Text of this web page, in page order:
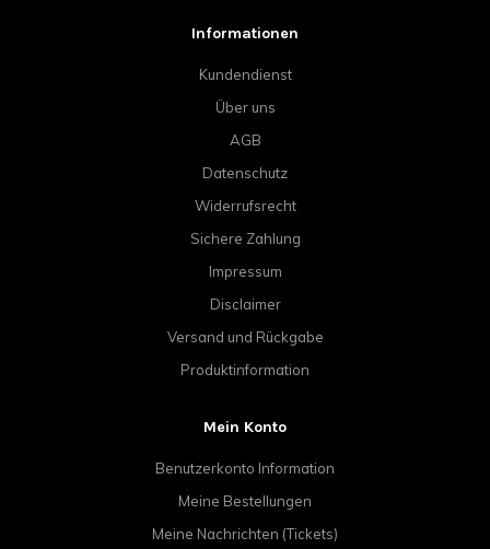
Informationen
Kundendienst
Über uns
AGB
Datenschutz
Widerrufsrecht
Sichere Zahlung
Impressum
Disclaimer
Versand und Rückgabe
Produktinformation
Mein Konto
Benutzerkonto Information
Meine Bestellungen
Meine Nachrichten (Tickets)